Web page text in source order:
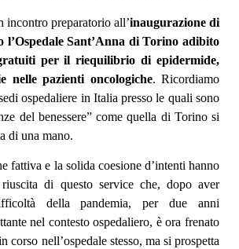
incontro preparatorio all’inaugurazione di
l’Ospedale Sant’Anna di Torino adibito
per il riequilibrio di epidermide,
nelle pazienti oncologiche. Ricordiamo
ospedaliere in Italia presso le quali sono
del benessere” come quella di Torino si
di una mano.
fattiva e la solida coesione d’intenti hanno
di questo service che, dopo aver
della pandemia, per due anni
nel contesto ospedaliero, è ora frenato
corso nell’ospedale stesso, ma si prospetta